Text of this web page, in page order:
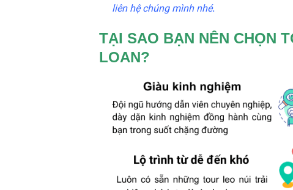
liên hệ chúng mình nhé.
TẠI SAO BẠN NÊN CHỌN
LOAN?